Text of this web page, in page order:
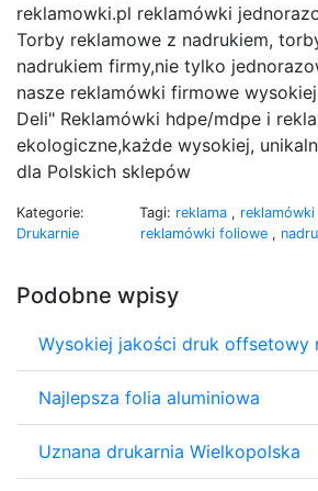
reklamowki.pl reklamówki
Torby reklamowe z nadrukiem,
nadrukiem firmy,nie tylko
nasze reklamówki firmowe
Deli" Reklamówki hdpe/mdpe i
ekologiczne,każde wysokiej,
dla Polskich sklepów
Kategorie:
Drukarnie
Tagi: reklama , reklamówki
reklamówki foliowe ,
Podobne wpisy
Wysokiej jakości druk offsetowy
Najlepsza folia aluminiowa
Uznana drukarnia Wielkopolska